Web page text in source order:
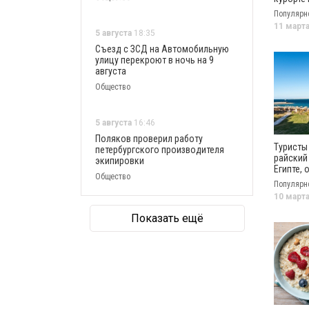
русских
11
райский
Египте,
молчат
10
5 августа 18:35
Съезд с ЗСД на Автомобильную
улицу перекроют в ночь на 9
августа
Общество
5 августа 16:46
Поляков проверил работу
петербургского производителя
экипировки
Общество
Показать ещё